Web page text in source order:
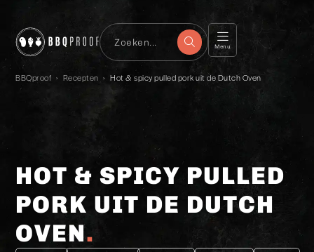
Menu
BBQproof › Recepten › Hot & spicy pulled pork uit de Dutch Oven
HOT & SPICY PULLED
PORK UIT DE DUTCH
OVEN